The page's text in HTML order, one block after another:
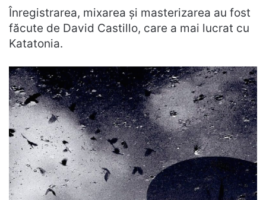
Înregistrarea, mixarea și masterizarea au fost
făcute de David Castillo, care a mai lucrat cu
Katatonia.